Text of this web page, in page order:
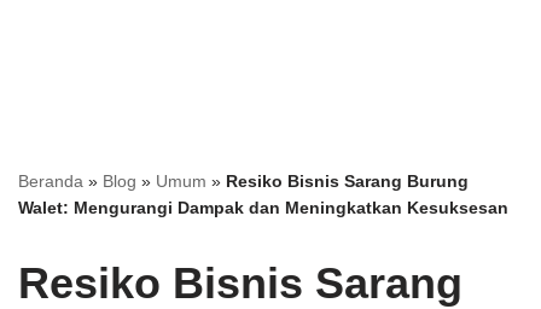
Beranda » Blog » Umum » Resiko Bisnis Sarang Burung
Walet: Mengurangi Dampak dan Meningkatkan Kesuksesan
Resiko Bisnis Sarang